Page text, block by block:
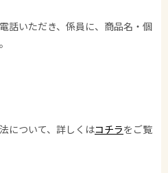
話いただき、係員に、商品名・個
について、詳しくはコチラをご覧